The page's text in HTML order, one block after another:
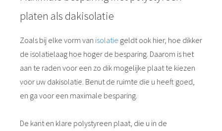
platen als dakisolatie
Zoals bij elke vorm van isolatie geldt ook hier, hoe dikker
de isolatielaag hoe hoger de besparing. Daarom is het
aan te raden voor een zo dik mogelijke plaat te kiezen
voor uw dakisolatie. Benut de ruimte die u heeft goed,
en ga voor een maximale besparing.
De kant en klare polystyreen plaat, die u in de